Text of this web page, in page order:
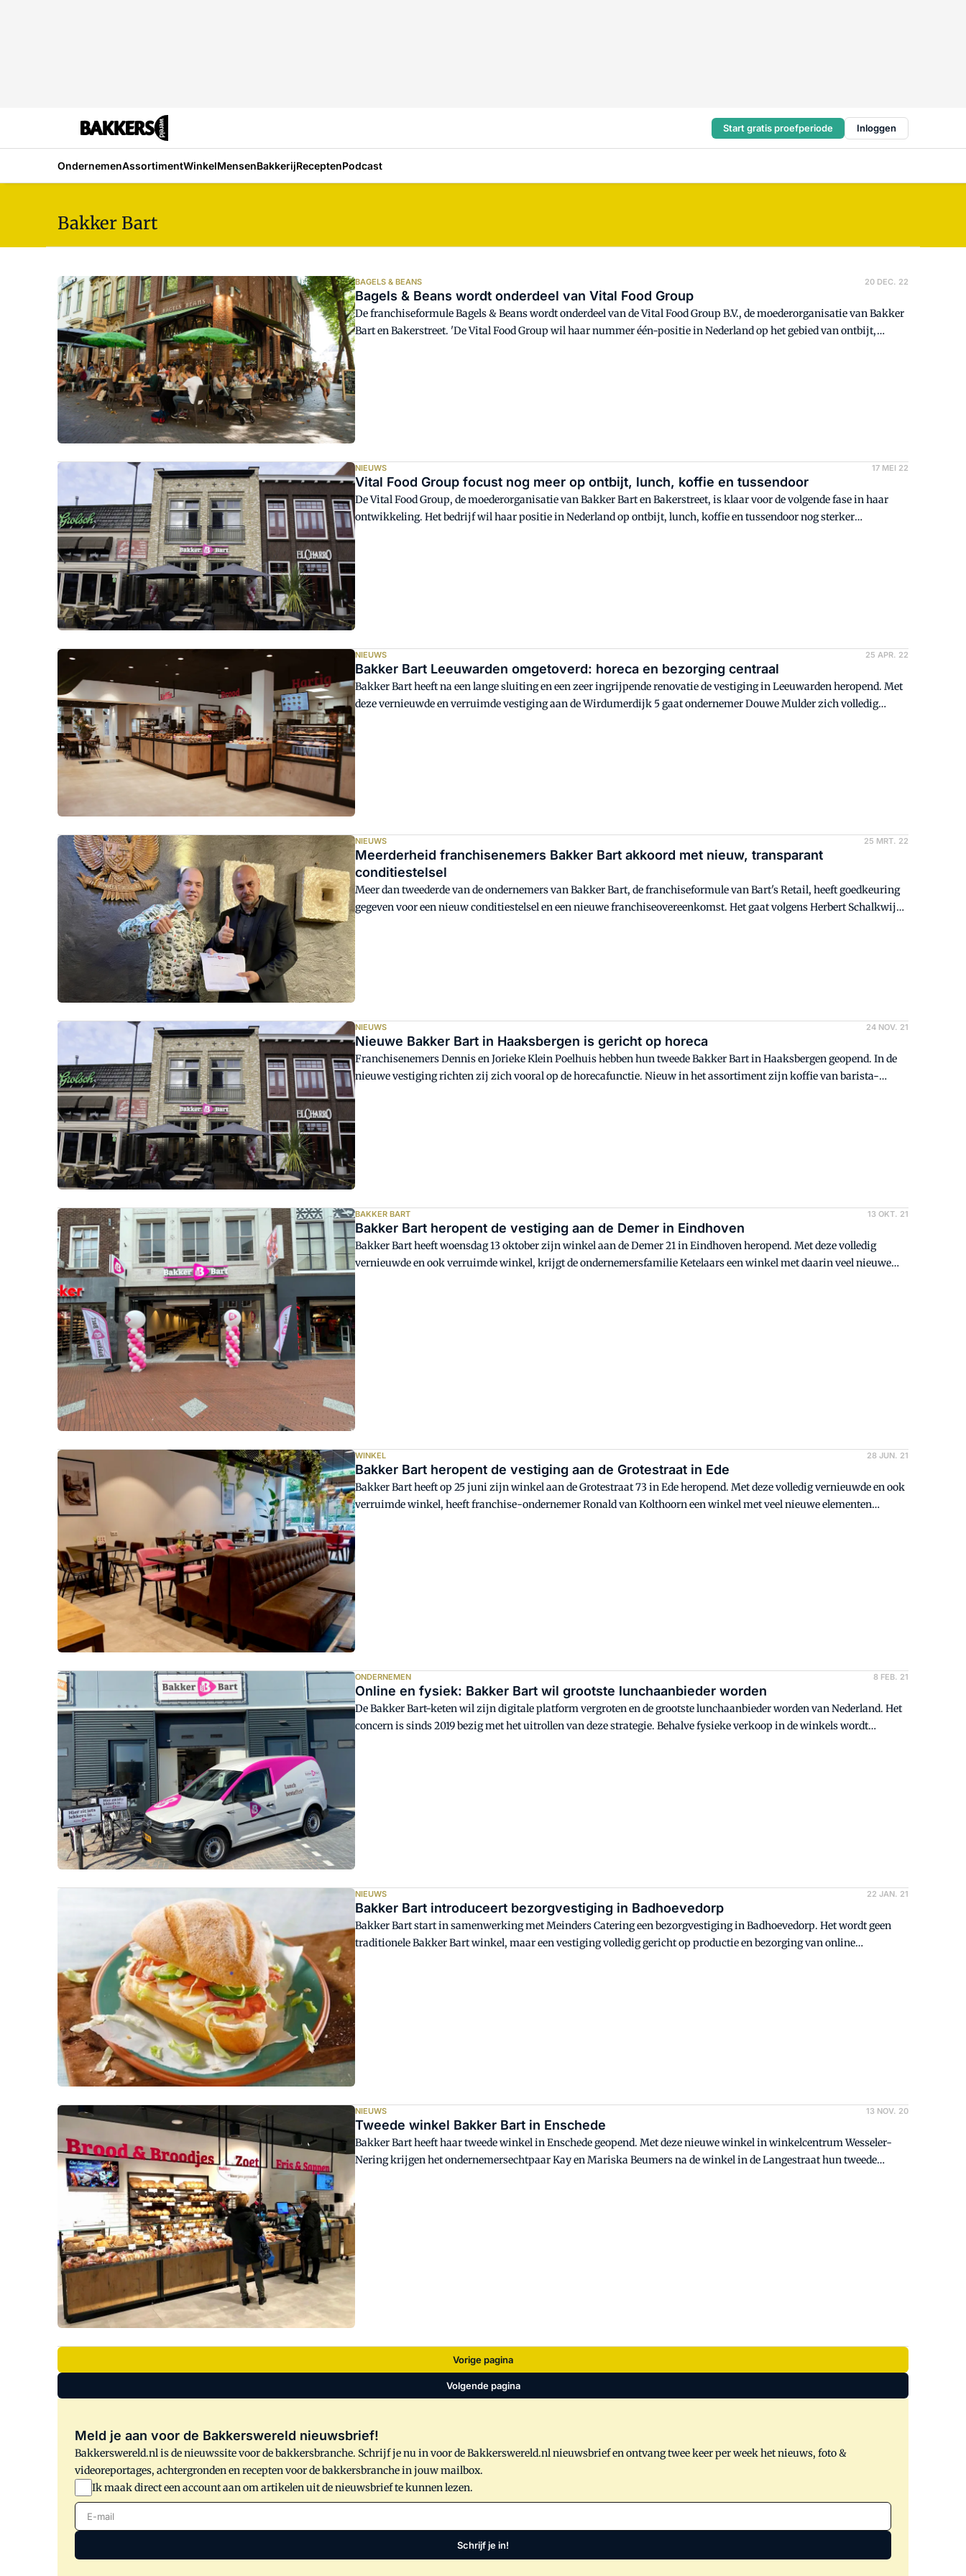
Start gratis proefperiode Inloggen
OndernemenAssortimentWinkelMensenBakkerijReceptenPodcast
Bakker Bart
BAGELS & BEANS 20 DEC. 22
Bagels & Beans wordt onderdeel van Vital Food Group
De franchiseformule Bagels & Beans wordt onderdeel van de Vital Food Group B.V., de moederorganisatie van Bakker
Bart en Bakerstreet. 'De Vital Food Group wil haar nummer één-positie in Nederland op het gebied van ontbijt,
NIEUWS 17 MEI 22
Vital Food Group focust nog meer op ontbijt, lunch, koffie en tussendoor
De Vital Food Group, de moederorganisatie van Bakker Bart en Bakerstreet, is klaar voor de volgende fase in haar
ontwikkeling. Het bedrijf wil haar positie in Nederland op ontbijt, lunch, koffie en tussendoor nog sterker
NIEUWS 25 APR. 22
Bakker Bart Leeuwarden omgetoverd: horeca en bezorging centraal
Bakker Bart heeft na een lange sluiting en een zeer ingrijpende renovatie de vestiging in Leeuwarden heropend. Met
deze vernieuwde en verruimde vestiging aan de Wirdumerdijk 5 gaat ondernemer Douwe Mulder zich volledig
NIEUWS 25 MRT. 22
Meerderheid franchisenemers Bakker Bart akkoord met nieuw, transparant
conditiestelsel
Meer dan tweederde van de ondernemers van Bakker Bart, de franchiseformule van Bart's Retail, heeft goedkeuring
gegeven voor een nieuw conditiestelsel en een nieuwe franchiseovereenkomst. Het gaat volgens Herbert Schalkwijk,
NIEUWS 24 NOV. 21
Nieuwe Bakker Bart in Haaksbergen is gericht op horeca
Franchisenemers Dennis en Jorieke Klein Poelhuis hebben hun tweede Bakker Bart in Haaksbergen geopend. In de
nieuwe vestiging richten zij zich vooral op de horecafunctie. Nieuw in het assortiment zijn koffie van barista-
BAKKER BART 13 OKT. 21
Bakker Bart heropent de vestiging aan de Demer in Eindhoven
Bakker Bart heeft woensdag 13 oktober zijn winkel aan de Demer 21 in Eindhoven heropend. Met deze volledig
vernieuwde en ook verruimde winkel, krijgt de ondernemersfamilie Ketelaars een winkel met daarin veel nieuwe
WINKEL 28 JUN. 21
Bakker Bart heropent de vestiging aan de Grotestraat in Ede
Bakker Bart heeft op 25 juni zijn winkel aan de Grotestraat 73 in Ede heropend. Met deze volledig vernieuwde en ook
verruimde winkel, heeft franchise-ondernemer Ronald van Kolthoorn een winkel met veel nieuwe elementen
ONDERNEMEN 8 FEB. 21
Online en fysiek: Bakker Bart wil grootste lunchaanbieder worden
De Bakker Bart-keten wil zijn digitale platform vergroten en de grootste lunchaanbieder worden van Nederland. Het
concern is sinds 2019 bezig met het uitrollen van deze strategie. Behalve fysieke verkoop in de winkels wordt
NIEUWS 22 JAN. 21
Bakker Bart introduceert bezorgvestiging in Badhoevedorp
Bakker Bart start in samenwerking met Meinders Catering een bezorgvestiging in Badhoevedorp. Het wordt geen
traditionele Bakker Bart winkel, maar een vestiging volledig gericht op productie en bezorging van online
NIEUWS 13 NOV. 20
Tweede winkel Bakker Bart in Enschede
Bakker Bart heeft haar tweede winkel in Enschede geopend. Met deze nieuwe winkel in winkelcentrum Wesseler-
Nering krijgen het ondernemersechtpaar Kay en Mariska Beumers na de winkel in de Langestraat hun tweede
Vorige pagina
Volgende pagina
Meld je aan voor de Bakkerswereld nieuwsbrief!
Bakkerswereld.nl is de nieuwssite voor de bakkersbranche. Schrijf je nu in voor de Bakkerswereld.nl nieuwsbrief en ontvang twee keer per week het nieuws, foto &
videoreportages, achtergronden en recepten voor de bakkersbranche in jouw mailbox.
Ik maak direct een account aan om artikelen uit de nieuwsbrief te kunnen lezen.
E-mail
Schrijf je in!